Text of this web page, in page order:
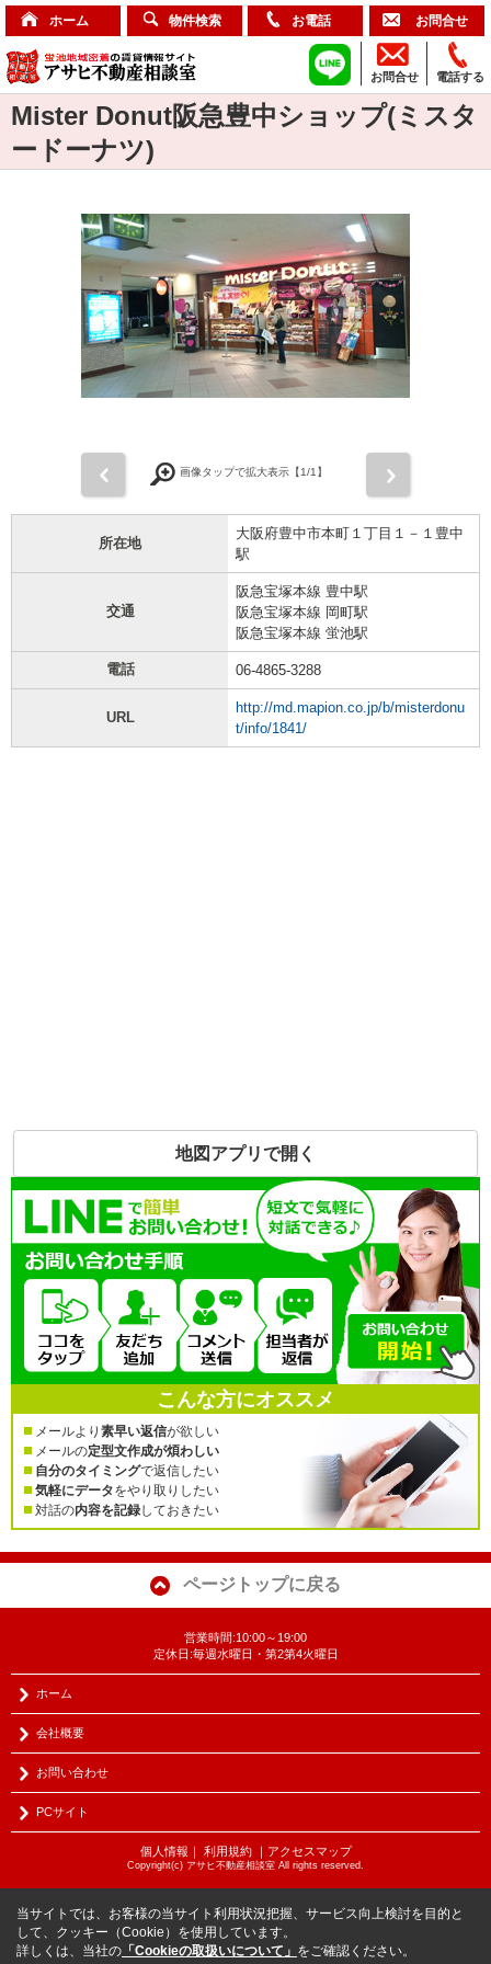
ホーム 物件検索 お電話 お問合せ
電話する
お問合せ
Mister Donut阪急豊中ショップ(ミスタ
ードーナツ)
画像タップで拡大表示【1/1】
所在地
大阪府豊中市本町１丁目１－１豊中
駅
交通
阪急宝塚本線 豊中駅
阪急宝塚本線 岡町駅
阪急宝塚本線 蛍池駅
電話 06-4865-3288
URL
http://md.mapion.co.jp/b/misterdonu
t/info/1841/
地図アプリで開く
こんな方にオススメ
メールより 素早い返信が欲しい
メールの定型文作成が煩わしい
自分のタイミングで返信したい
気軽にデータをやり取りしたい
対話の内容を記録しておきたい
ページトップに戻る
営業時間:10:00～19:00
定休日:毎週水曜日・第2第4火曜日
ホーム
会社概要
お問い合わせ
PCサイト
個人情報 ｜ 利用規約｜ アクセスマップ
Copyright(c) アサヒ不動産相談室 All rights reserved.
当サイトでは、お客様の当サイト利用状況把握、サービス向上検討を目的と
して、クッキー（Cookie）を使用しています。
詳しくは、当社の 「Cookieの取扱いについて」 をご確認ください。